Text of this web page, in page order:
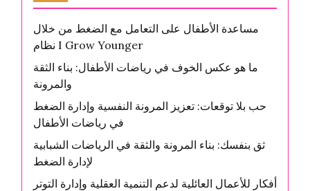
مساعدة الأطفال على التعامل مع الضغط من خلال
نظام I Grow Younger
ما هو عكس الخوف في رياضات الأطفال: بناء الثقة
والمرونة
حب بلا توقعات: تعزيز المرونة النفسية وإدارة الضغط
في رياضات الأطفال
ثق بنفسك: بناء المرونة والثقة في الرياضات الشبابية
لإدارة الضغط
أفكار للأعمال العائلية لدعم التنمية العقلية وإدارة التوتر